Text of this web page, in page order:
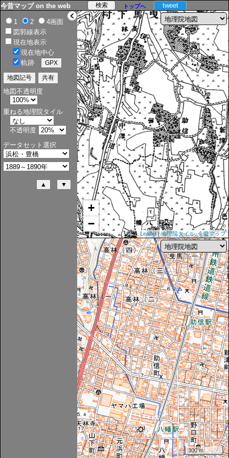
> tweet
今昔マップ on the web トップへ
+
−
Leaflet|地理院タイル,今昔マップ
300 m
1 2
4画面
図郭線表示
現在地表示
現在地中心
軌跡
地図不透明度
重ねる地理院タイル
不透明度
データセット選択